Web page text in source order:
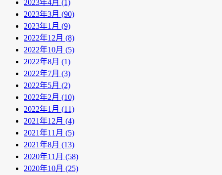
2023年4月 (1)
2023年3月 (90)
2023年1月 (9)
2022年12月 (8)
2022年10月 (5)
2022年8月 (1)
2022年7月 (3)
2022年5月 (2)
2022年2月 (10)
2022年1月 (11)
2021年12月 (4)
2021年11月 (5)
2021年8月 (13)
2020年11月 (58)
2020年10月 (25)